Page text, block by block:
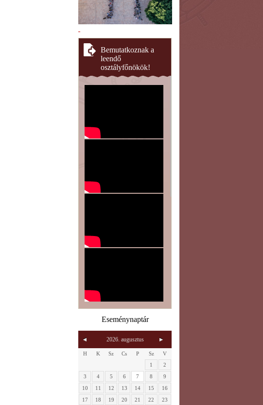
Bemutatkoznak a
leendő
osztályfőnökök!
Eseménynaptár
2026. augusztus
H K Sz Cs P Sz
V
1
2
3
4 5 6 7 8
9
10
11 12 13 14 15
16
17
18 19 20 21 22
23